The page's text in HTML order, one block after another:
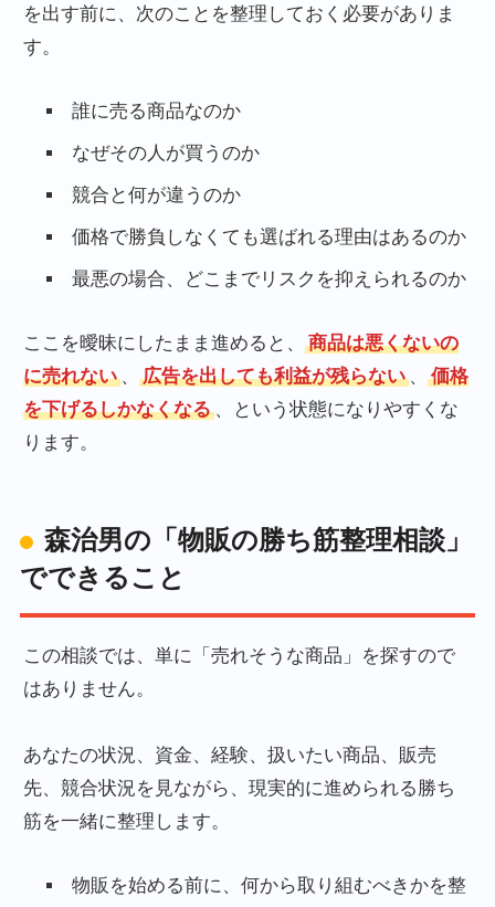
を出す前に、次のことを整理しておく必要がありま
す。
誰に売る商品なのか
なぜその人が買うのか
競合と何が違うのか
価格で勝負しなくても選ばれる理由はあるのか
最悪の場合、どこまでリスクを抑えられるのか
ここを曖昧にしたまま進めると、
商品は悪くないの
に売れない、 広告を出しても利益が残らない、
価格
を下げるしかなくなる、という状態になりやすくな
ります。
森治男の「物販の勝ち筋整理相談」
でできること
この相談では、単に「売れそうな商品」を探すので
はありません。
あなたの状況、資金、経験、扱いたい商品、販売
先、競合状況を見ながら、現実的に進められる勝ち
筋を一緒に整理します。
物販を始める前に、何から取り組むべきかを整